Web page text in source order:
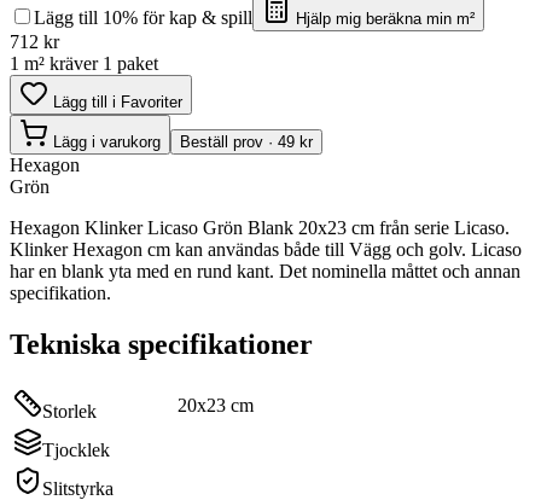
Lägg till 10% för kap & spill
Hjälp mig beräkna min m²
712 kr
1 m² kräver 1 paket
Lägg till i Favoriter
Lägg i varukorg Beställ prov · 49 kr
Hexagon
Grön
Hexagon Klinker Licaso Grön Blank 20x23 cm från serie Licaso.
Klinker Hexagon cm kan användas både till Vägg och golv. Licaso
har en blank yta med en rund kant. Det nominella måttet och annan
specifikation.
Tekniska specifikationer
Storlek 20x23 cm
Tjocklek
Slitstyrka